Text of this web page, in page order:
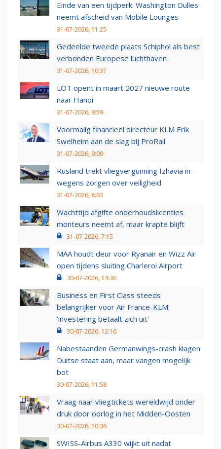
Einde van een tijdperk: Washington Dulles
neemt afscheid van Mobile Lounges
31-07-2026, 11:25
Gedeelde tweede plaats Schiphol als best
verbonden Europese luchthaven
31-07-2026, 10:37
LOT opent in maart 2027 nieuwe route
naar Hanoi
31-07-2026, 9:59
Voormalig financieel directeur KLM Erik
Swelheim aan de slag bij ProRail
31-07-2026, 9:09
Rusland trekt vliegvergunning Izhavia in
wegens zorgen over veiligheid
31-07-2026, 8:03
Wachttijd afgifte onderhoudslicenties
monteurs neemt af, maar krapte blijft
31-07-2026, 7:15
MAA houdt deur voor Ryanair en Wizz Air
open tijdens sluiting Charleroi Airport
30-07-2026, 14:30
Business en First Class steeds
belangrijker voor Air France-KLM:
‘investering betaalt zich uit’
30-07-2026, 12:10
Nabestaanden Germanwings-crash klagen
Duitse staat aan, maar vangen mogelijk
bot
30-07-2026, 11:58
Vraag naar vliegtickets wereldwijd onder
druk door oorlog in het Midden-Oosten
30-07-2026, 10:36
SWISS-Airbus A330 wijkt uit nadat